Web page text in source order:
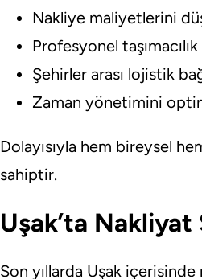
Nakliye maliyetlerini
Profesyonel
Şehirler arası lojistik
Zaman yönetimini
Dolayısıyla hem bireysel
sahiptir.
Uşak’ta
Son yıllarda Uşak içerisinde